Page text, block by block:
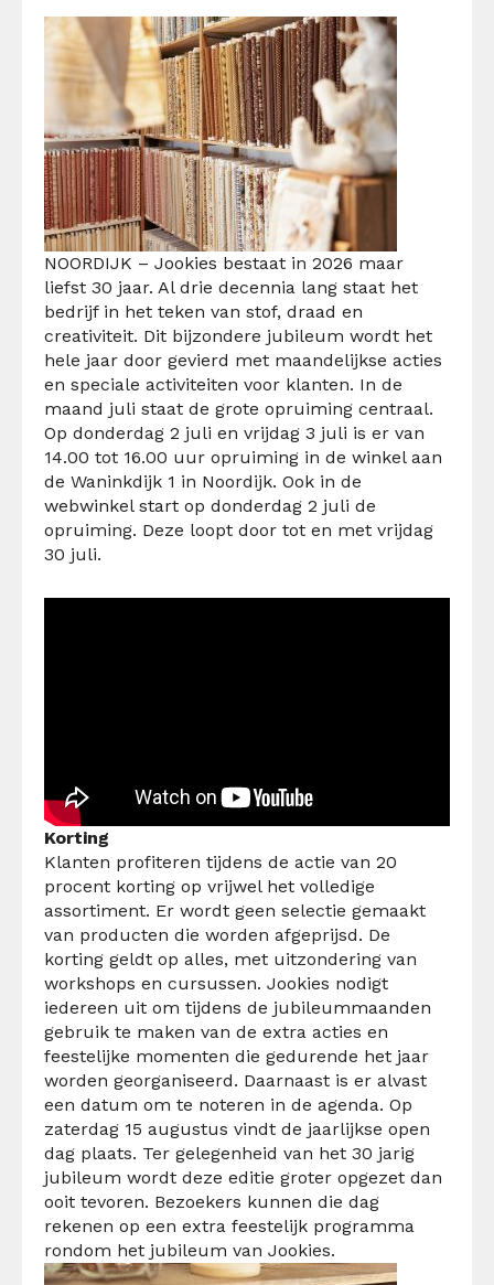
NOORDIJK – Jookies bestaat in 2026 maar
liefst 30 jaar. Al drie decennia lang staat het
bedrijf in het teken van stof, draad en
creativiteit. Dit bijzondere jubileum wordt het
hele jaar door gevierd met maandelijkse acties
en speciale activiteiten voor klanten. In de
maand juli staat de grote opruiming centraal.
Op donderdag 2 juli en vrijdag 3 juli is er van
14.00 tot 16.00 uur opruiming in de winkel aan
de Waninkdijk 1 in Noordijk. Ook in de
webwinkel start op donderdag 2 juli de
opruiming. Deze loopt door tot en met vrijdag
30 juli.
Korting
Klanten profiteren tijdens de actie van 20
procent korting op vrijwel het volledige
assortiment. Er wordt geen selectie gemaakt
van producten die worden afgeprijsd. De
korting geldt op alles, met uitzondering van
workshops en cursussen. Jookies nodigt
iedereen uit om tijdens de jubileummaanden
gebruik te maken van de extra acties en
feestelijke momenten die gedurende het jaar
worden georganiseerd. Daarnaast is er alvast
een datum om te noteren in de agenda. Op
zaterdag 15 augustus vindt de jaarlijkse open
dag plaats. Ter gelegenheid van het 30 jarig
jubileum wordt deze editie groter opgezet dan
ooit tevoren. Bezoekers kunnen die dag
rekenen op een extra feestelijk programma
rondom het jubileum van Jookies.